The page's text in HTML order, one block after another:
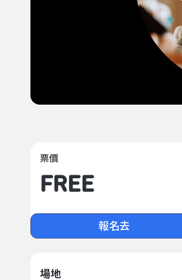
票價
FREE
報名去
場地